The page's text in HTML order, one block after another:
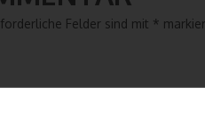
Felder sind mit *